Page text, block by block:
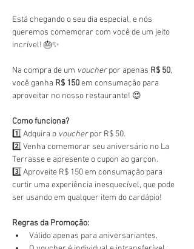
Está chegando o seu dia especial, e nós
queremos comemorar com você de um jeito
incrível! 🎂✨
Na compra de um voucher por apenas R$ 50,
você ganha R$ 150 em consumação para
aproveitar no nosso restaurante! 😍
Como funciona?
1️⃣ Adquira o voucher por R$ 50.
2️⃣ Venha comemorar seu aniversário no La
Terrasse e apresente o cupon ao garçon.
3️⃣ Aproveite R$ 150 em consumação para
curtir uma experiência inesquecível, que pode
ser usando em qualquer item do cardápio!
Regras da Promoção:
Válido apenas para aniversariantes.